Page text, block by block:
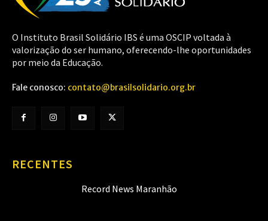
O Instituto Brasil Solidário IBS é uma OSCIP voltada à
valorização do ser humano, oferecendo-lhe oportunidades
por meio da Educação.
Fale conosco: contato@brasilsolidario.org.br
RECENTES
Record News Maranhão